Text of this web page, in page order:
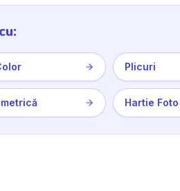
Plicuri
Hartie Foto